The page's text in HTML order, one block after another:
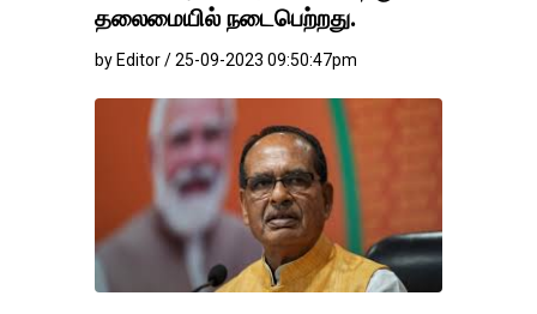
தலைமையில் நடைபெற்றது.
by Editor / 25-09-2023 09:50:47pm